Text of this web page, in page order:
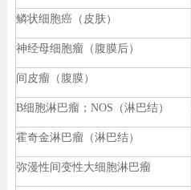
鳞状细胞癌（皮肤）
神经母细胞瘤（腹膜后）
间皮瘤（腹膜）
B细胞淋巴瘤；NOS（淋巴结）
霍奇金淋巴瘤（淋巴结）
弥漫性间变性大细胞淋巴瘤